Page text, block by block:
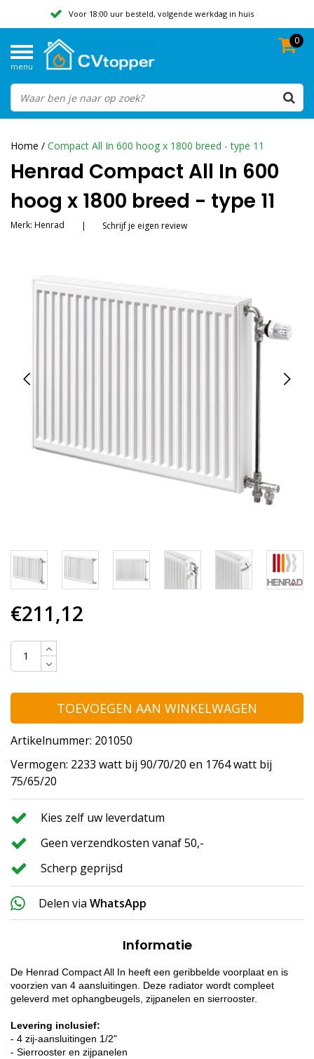
Voor 18:00 uur besteld, volgende werkdag in huis
Beoordeeld met een 9,8
menu
0
Home / Compact All In 600 hoog x 1800 breed - type 11
Henrad Compact All In 600
hoog x 1800 breed - type 11
Merk: Henrad | Schrijf je eigen review
€211,12
TOEVOEGEN AAN WINKELWAGEN
Artikelnummer: 201050
Vermogen: 2233 watt bij 90/70/20 en 1764 watt bij
75/65/20
Kies zelf uw leverdatum
Geen verzendkosten vanaf 50,-
Scherp geprijsd
Delen via WhatsApp
Informatie
De Henrad Compact All In heeft een geribbelde voorplaat en is
voorzien van 4 aansluitingen. Deze radiator wordt compleet
geleverd met ophangbeugels, zijpanelen en sierrooster.
Levering inclusief:
- 4 zij-aansluitingen 1/2"
- Sierrooster en zijpanelen